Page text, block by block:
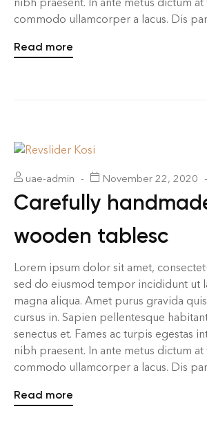
commodo ullamcorper a lacus. Dis
Read more
uae-admin November 22, 2020
Carefully
wooden tablesc
Lorem ipsum dolor sit amet,
sed do eiusmod tempor incididunt ut
magna aliqua. Amet purus gravida
cursus in. Sapien pellentesque
senectus et. Fames ac turpis egestas
nibh praesent. In ante metus dictum
commodo ullamcorper a lacus. Dis
Read more